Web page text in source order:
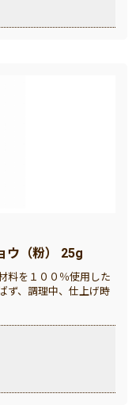
ウ（粉） 25g
料を１００％使用した
ず、調理中、仕上げ時